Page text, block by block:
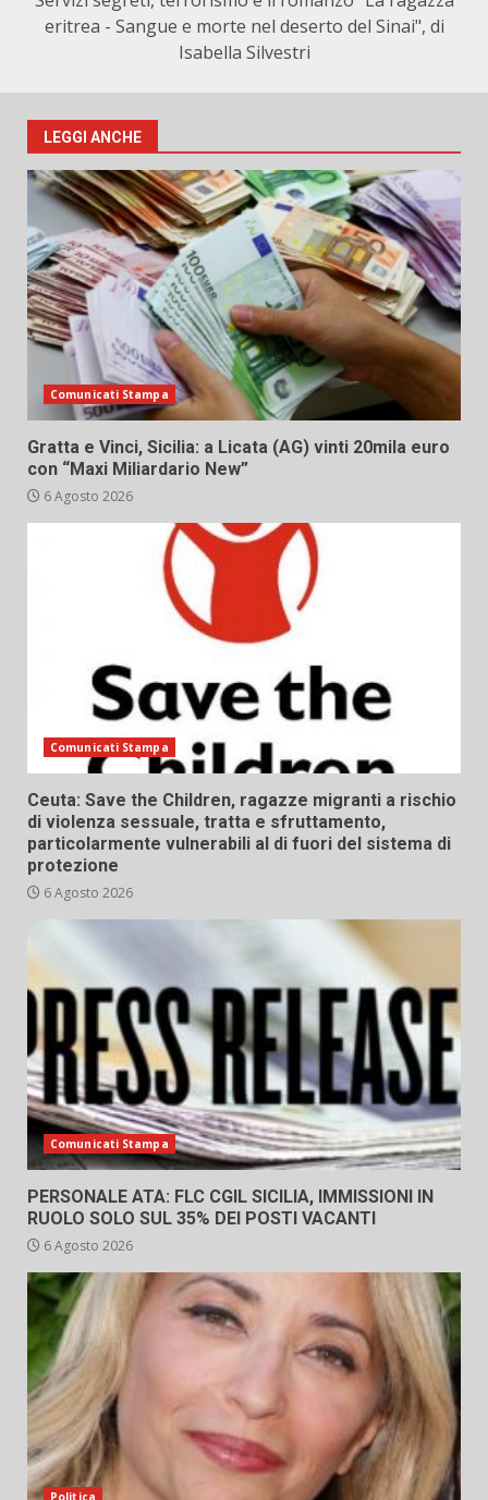
eritrea - Sangue e morte nel deserto del Sinai", di
Isabella Silvestri
LEGGI ANCHE
Comunicati Stampa
Gratta e Vinci, Sicilia: a Licata (AG) vinti 20mila euro
con “Maxi Miliardario New”
6 Agosto 2026
Comunicati Stampa
Ceuta: Save the Children, ragazze migranti a rischio
di violenza sessuale, tratta e sfruttamento,
particolarmente vulnerabili al di fuori del sistema di
protezione
6 Agosto 2026
Comunicati Stampa
PERSONALE ATA: FLC CGIL SICILIA, IMMISSIONI IN
RUOLO SOLO SUL 35% DEI POSTI VACANTI
6 Agosto 2026